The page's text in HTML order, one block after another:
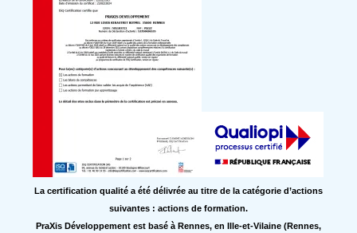
La certification qualité a été délivrée au titre de la catégorie d’actions
suivantes : actions de formation.
PraXis Développement est basé à Rennes, en Ille-et-Vilaine (Rennes,